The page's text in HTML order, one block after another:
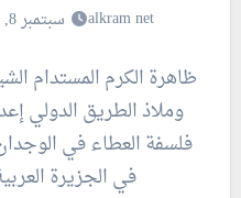
alkram net سبتمبر 8, 2024
ظاهرة الكرم المستدام
وملاذ الطريق الدولي
فلسفة العطاء في
في الجزيرة